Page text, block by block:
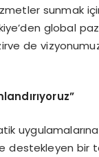
sunmak
global
de
destekleyen bir